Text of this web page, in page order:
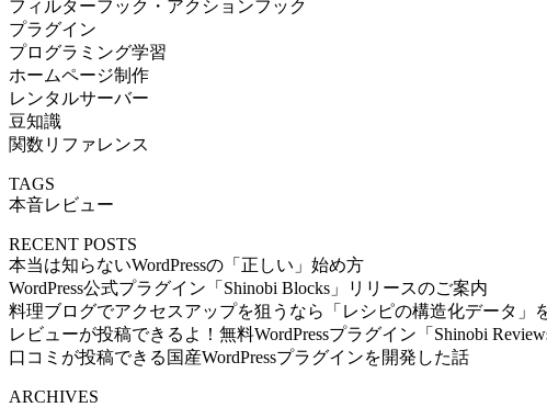
フィルターフック・アクションフック
プラグイン
プログラミング学習
ホームページ制作
レンタルサーバー
豆知識
関数リファレンス
TAGS
本音レビュー
RECENT POSTS
本当は知らないWordPressの「正しい」始め方
WordPress公式プラグイン「Shinobi Blocks」リリースのご案内
料理ブログでアクセスアップを狙うなら「レシピの構造化データ」
レビューが投稿できるよ！無料WordPressプラグイン「Shinobi
口コミが投稿できる国産WordPressプラグインを開発した話
ARCHIVES